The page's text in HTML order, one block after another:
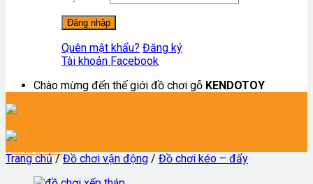
Quên mật khẩu? Đăng ký
Tài khoản Facebook
Chào mừng đến thế giới đồ chơi gỗ KENDOTOY
Trang chủ / Đồ chơi vận động / Đồ chơi kéo – đẩy